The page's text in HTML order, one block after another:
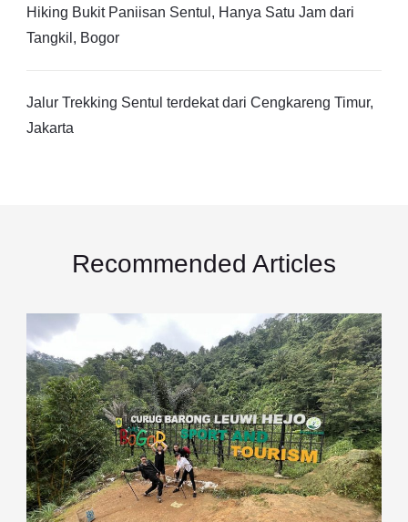
Hiking Bukit Paniisan Sentul, Hanya Satu Jam dari
Tangkil, Bogor
Jalur Trekking Sentul terdekat dari Cengkareng Timur,
Jakarta
Recommended Articles